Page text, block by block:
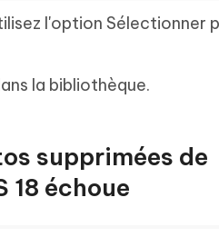
l'option Sélectionner
la bibliothèque.
supprimées de
18 échoue